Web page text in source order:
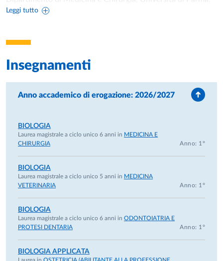
Leggi tutto
- Condirettore della International School of Ethology "Danilo
-Presidente della Fondazione Bioparco di Roma
Carriera scolastica
* Dottorato in Biologia Animale-Etologia, Università di
(Supervisore: D. Mainardi)
Carriera professionale
Dicembre 2016-presente
- Professore Ordinario BIO/13, Università di Parma
Novembre 2000-2016
· Professore Associato BIO/13, Università di Parma
· Ricercatore di Zoologia-BIO/05 presso l' Università di Parma
Ottobre 1999-2004
· Docente di Etologia presso la Facoltà di Psicologia e di
MM FF NN, Università di Bologna
Insegnamenti
Anno accademico di erogazione: 2026/2027
BIOLOGIA
Laurea magistrale a ciclo unico 6 anni in MEDICINA E
CHIRURGIA
Anno: 1°
BIOLOGIA
Laurea magistrale a ciclo unico 5 anni in MEDICINA
VETERINARIA
Anno: 1°
BIOLOGIA
Laurea magistrale a ciclo unico 6 anni in ODONTOIATRIA E
PROTESI DENTARIA
Anno: 1°
BIOLOGIA APPLICATA